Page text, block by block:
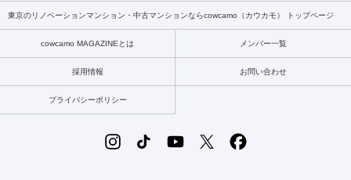
東京のリノベーションマンション・中古マンションならcowcamo（カウカモ） トップページ
cowcamo MAGAZINEとは メンバー一覧
採用情報 お問い合わせ
プライバシーポリシー